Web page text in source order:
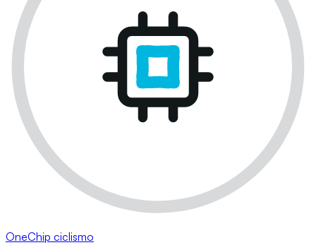
OneChip ciclismo